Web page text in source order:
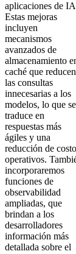
aplicaciones de
Estas mejoras
incluyen
mecanismos
avanzados de
almacenamiento
caché que reducen
las consultas
innecesarias a los
modelos, lo que se
traduce en
respuestas más
ágiles y una
reducción de
operativos.
incorporaremos
funciones de
observabilidad
ampliadas, que
brindan a los
desarrolladores
información más
detallada sobre el